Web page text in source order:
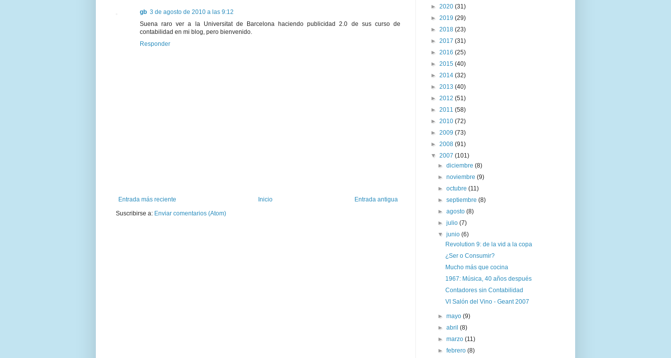
gb 3 de agosto de 2010 a las 9:12
Suena raro ver a la Universitat de Barcelona haciendo publicidad 2.0 de sus curso de
contabilidad en mi blog, pero bienvenido.
Responder
Entrada más reciente Entrada antigua
Inicio
Suscribirse a: Enviar comentarios (Atom)
► 2020 (31)
► 2019 (29)
► 2018 (23)
► 2017 (31)
► 2016 (25)
► 2015 (40)
► 2014 (32)
► 2013 (40)
► 2012 (51)
► 2011 (58)
► 2010 (72)
► 2009 (73)
► 2008 (91)
▼ 2007 (101)
►diciembre(8)
►noviembre(9)
►octubre(11)
►septiembre(8)
►agosto(8)
►julio(7)
▼junio(6)
Revolution 9: de la vid a la copa
¿Ser o Consumir?
Mucho más que cocina
1967: Música, 40 años después
Contadores sin Contabilidad
VI Salón del Vino - Geant 2007
►mayo(9)
►abril(8)
►marzo(11)
►febrero(8)